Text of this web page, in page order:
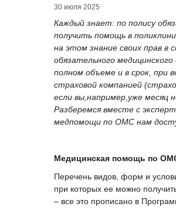
30 июля 2025
Каждый знает: по полису
получить помощь в
на этом знание своих прав в
обязательного
полном объеме и в срок, при
страховой компанией
если вы,например,уже месяц
Разберемся вместе с
медпомощи по ОМС нам
Медицинская помощь по
Перечень видов, форм и
при которых ее можно
– все это прописано в